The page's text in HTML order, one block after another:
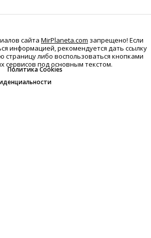
сайта MirPlaneta.com запрещено! Если
информацией, рекомендуется дать ссылку
страницу либо воспользоваться кнопками
сервисов под основным текстом.
Политика Cookies